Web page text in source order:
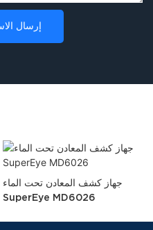
إرسال
جهاز كشف المعادن تحت الماء
SuperEye MD6026